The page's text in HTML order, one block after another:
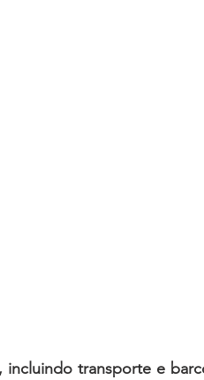
incluindo transporte e